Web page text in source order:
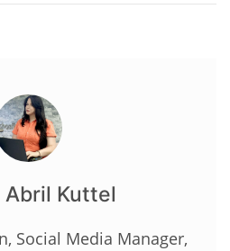
Abril Kuttel
Social Media Manager,